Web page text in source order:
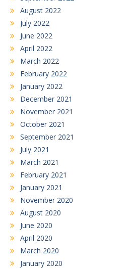
August 2022
July 2022
June 2022
April 2022
March 2022
February 2022
January 2022
December 2021
November 2021
October 2021
September 2021
July 2021
March 2021
February 2021
January 2021
November 2020
August 2020
June 2020
April 2020
March 2020
January 2020